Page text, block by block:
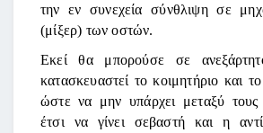
την εν συνεχεία σύνθλιψη σε
(μίξερ) των οστών.
Εκεί θα μπορούσε σε
κατασκευαστεί το κοιμητήριο και
ώστε να μην υπάρχει μεταξύ τους
έτσι να γίνει σεβαστή και η